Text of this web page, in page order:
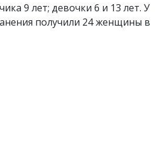
9 лет; девочки 6 и 13 лет. У
получили 24 женщины в